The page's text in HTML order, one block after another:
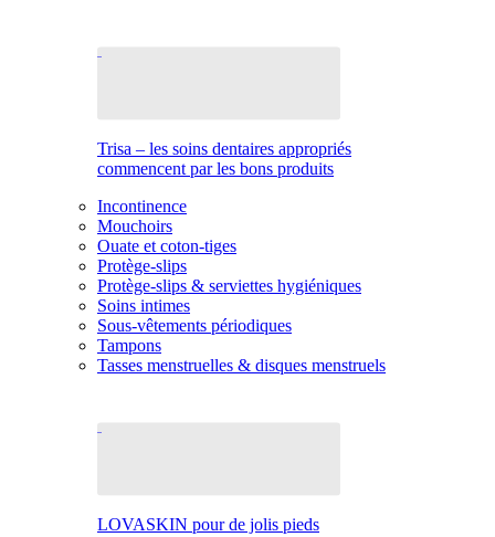
Trisa – les soins dentaires appropriés
commencent par les bons produits
Incontinence
Mouchoirs
Ouate et coton-tiges
Protège-slips
Protège-slips & serviettes hygiéniques
Soins intimes
Sous-vêtements périodiques
Tampons
Tasses menstruelles & disques menstruels
LOVASKIN pour de jolis pieds